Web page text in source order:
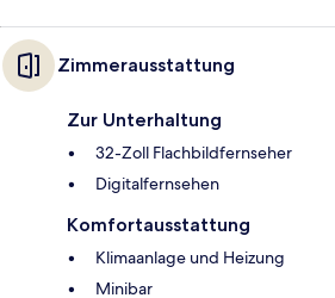
Zimmerausstattung
Zur Unterhaltung
32-Zoll Flachbildfernseher
Digitalfernsehen
Komfortausstattung
Klimaanlage und Heizung
Minibar